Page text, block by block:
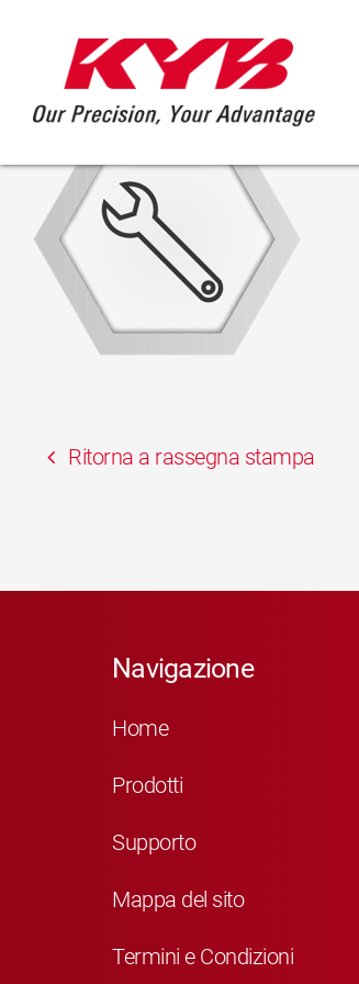
tools
Ritorna a rassegna stampa
Navigazione
Home
Prodotti
Supporto
Mappa del sito
Termini e Condizioni